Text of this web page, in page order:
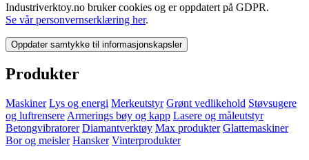
Industriverktoy.no bruker cookies og er oppdatert på GDPR.
Se vår personvernserklæring her.
Oppdater samtykke til informasjonskapsler
Produkter
Maskiner Lys og energi Merkeutstyr Grønt vedlikehold Støvsugere
og luftrensere Armerings bøy og kapp Lasere og måleutstyr
Betongvibratorer Diamantverktøy Max produkter Glattemaskiner
Bor og meisler Hansker Vinterprodukter